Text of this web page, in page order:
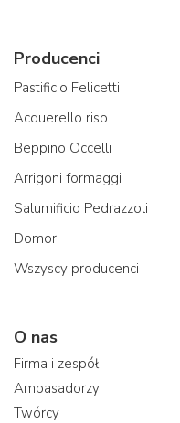
Producenci
Pastificio Felicetti
Acquerello riso
Beppino Occelli
Arrigoni formaggi
Salumificio Pedrazzoli
Domori
Wszyscy producenci
O nas
Firma i zespół
Ambasadorzy
Twórcy